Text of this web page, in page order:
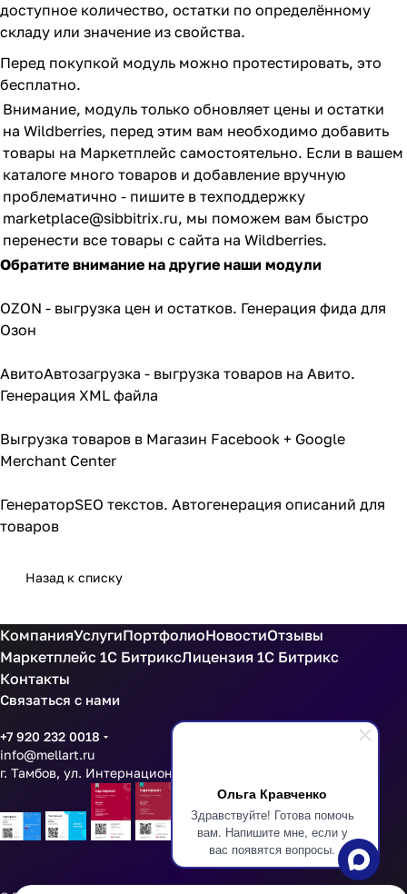
Ольга Кравченко
Здравствуйте! Готова помочь
вам. Напишите мне, если у
вас появятся вопросы.
доступное количество, остатки по определённому
складу или значение из свойства.
Перед покупкой модуль можно протестировать, это
бесплатно.
Внимание, модуль только обновляет цены и остатки
на Wildberries, перед этим вам необходимо добавить
товары на Маркетплейс самостоятельно. Если в вашем
каталоге много товаров и добавление вручную
проблематично - пишите в техподдержку
marketplace@sibbitrix.ru, мы поможем вам быстро
перенести все товары с сайта на Wildberries.
Обратите внимание на другие наши модули
OZON - выгрузка цен и остатков. Генерация фида для
Озон
АвитоАвтозагрузка - выгрузка товаров на Авито.
Генерация XML файла
Выгрузка товаров в Магазин Facebook + Google
Merchant Center
ГенераторSEO текстов. Автогенерация описаний для
товаров
Назад к списку
КомпанияУслугиПортфолиоНовостиОтзывы
Маркетплейс 1С БитриксЛицензия 1С Битрикс
Контакты
Связаться с нами
+7 920 232 0018
info@mellart.ru
г. Тамбов, ул. Интернациональная 16 оф 201